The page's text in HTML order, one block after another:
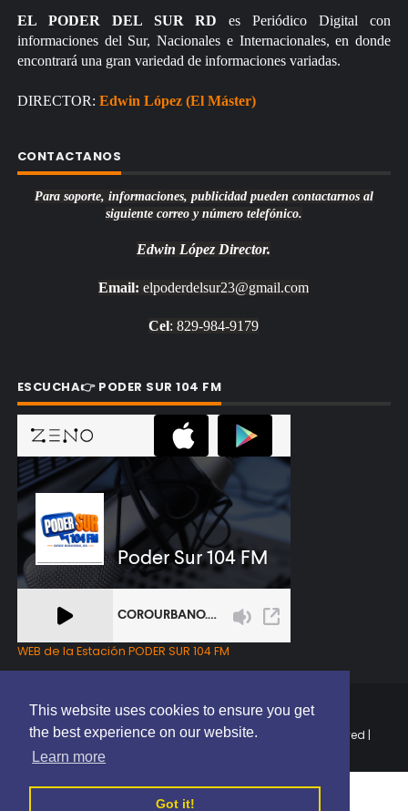
This website uses cookies to ensure you get
the best experience on our website.
Learn more
Got it!
EL PODER DEL SUR RD es Periódico Digital con
informaciones del Sur, Nacionales e Internacionales, en donde
encontrará una gran variedad de informaciones variadas.
DIRECTOR: Edwin López (El Máster)
CONTACTANOS
Para soporte, informaciones, publicidad pueden contactarnos al
siguiente correo y número telefónico.
Edwin López Director.
Email: elpoderdelsur23@gmail.com
Cel: 829-984-9179
ESCUCHA👉 PODER SUR 104 FM
WEB de la Estación PODER SUR 104 FM
Copyright © 2025 | EL PODER DEL SUR RD | All Rights Reserved |